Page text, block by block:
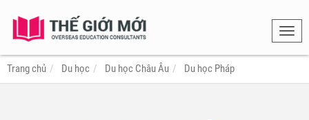
Trang chủ
Du học Du học Châu Âu Du học Pháp